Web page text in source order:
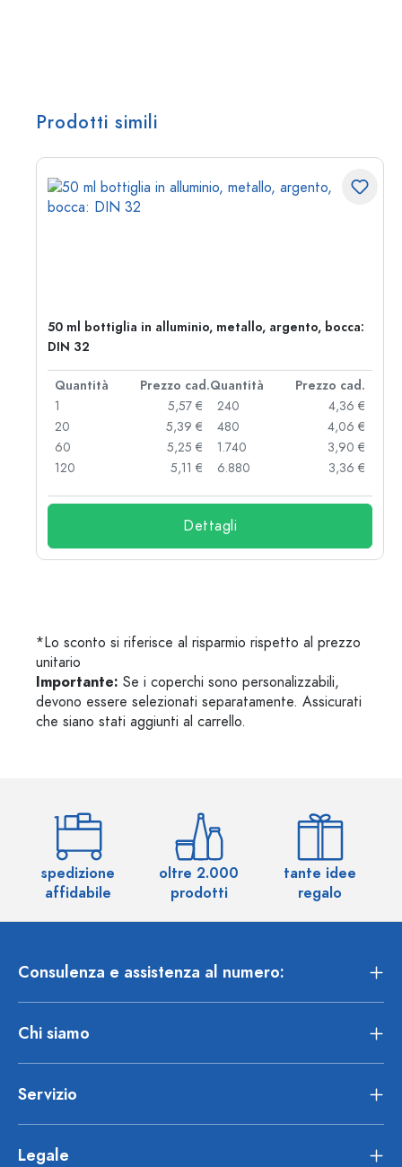
Prodotti simili
50 ml bottiglia in alluminio, metallo, argento, bocca:
DIN 32
Quantità Prezzo cad.Quantità
Prezzo cad.
1
5,57 €
20
5,39 €
60
5,25 €
120
5,11 €
240
4,36 €
480
4,06 €
1.740
3,90 €
6.880
3,36 €
Dettagli
*Lo sconto si riferisce al risparmio rispetto al prezzo
unitario
Importante: Se i coperchi sono personalizzabili,
devono essere selezionati separatamente. Assicurati
che siano stati aggiunti al carrello.
spedizione
affidabile
oltre 2.000
prodotti
tante idee
regalo
Consulenza e assistenza al numero:
Chi siamo
Servizio
Legale